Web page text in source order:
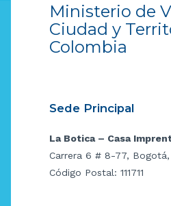
Ministerio de
Ciudad y
Colombia
Sede Principal
La Botica – Casa
Carrera 6 # 8-77,
Código Postal: 111711